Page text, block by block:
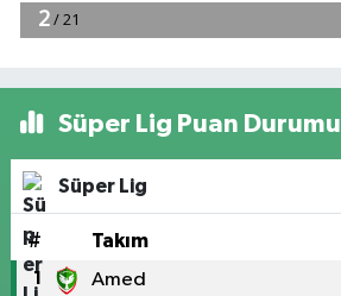
Süper Lig Puan Durumu
Süper Lig
# Takım
1 Amed